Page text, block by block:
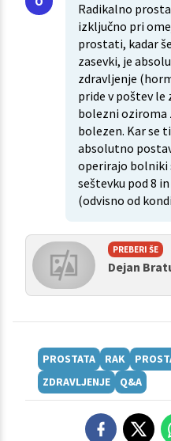
Radikalno
izključno pri
prostati, kadar
zasevki, je
zdravljenje
pride v poštev
bolezni oziroma
bolezen. Kar se
absolutno
operirajo bolniki
seštevku pod 8
(odvisno od
PREBERI ŠE
Dejan
PROSTATA RAK
ZDRAVLJENJE
Q&A